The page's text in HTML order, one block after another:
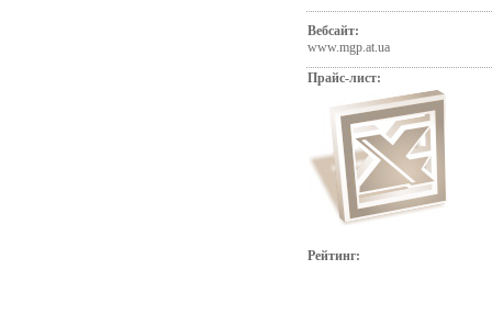
Вебсайт:
www.mgp.at.ua
Прайс-лист:
Рейтинг: